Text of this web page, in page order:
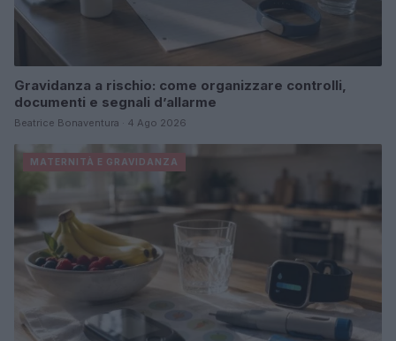
Gravidanza a rischio: come organizzare controlli,
documenti e segnali d’allarme
Beatrice Bonaventura · 4 Ago 2026
MATERNITÀ E GRAVIDANZA